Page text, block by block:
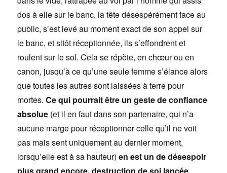
dos à elle sur le banc, la tête désespérément face au
public, s’est levé au moment exact de son appel sur
le banc, et sitôt réceptionnée, ils s’effondrent et
roulent sur le sol. Cela se répète, en chœur ou en
canon, jusqu’à ce qu’une seule femme s’élance alors
que toutes les autres sont laissées à terre pour
mortes.Ce qui pourrait être un geste de confiance
absolue (et il en faut dans son partenaire, qui n’a
aucune marge pour réceptionner celle qu’il ne voit
pas mais sent uniquement au dernier moment,
lorsqu’elle est à sa hauteur)en est un de désespoir